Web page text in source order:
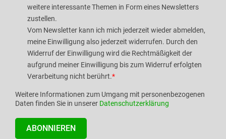
weitere interessante Themen in Form eines Newsletters
zustellen.
Vom Newsletter kann ich mich jederzeit wieder abmelden,
meine Einwilligung also jederzeit widerrufen. Durch den
Widerruf der Einwilligung wird die Rechtmäßigkeit der
aufgrund meiner Einwilligung bis zum Widerruf erfolgten
Verarbeitung nicht berührt.*
Weitere Informationen zum Umgang mit personenbezogenen
Daten finden Sie in unserer Datenschutzerklärung